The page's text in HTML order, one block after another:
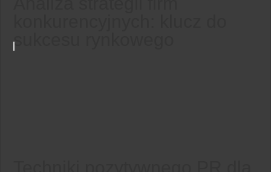
sukcesu rynkowego